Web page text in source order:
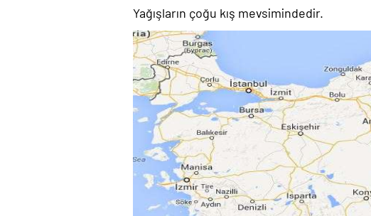
Yağışların çoğu kış mevsimindedir.